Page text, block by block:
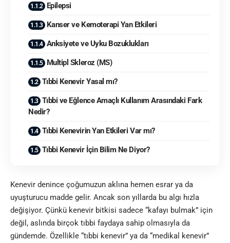
Epilepsi
Kanser ve Kemoterapi Yan Etkileri
Anksiyete ve Uyku Bozuklukları
Multipl Skleroz (MS)
Tıbbi Kenevir Yasal mı?
Tıbbi ve Eğlence Amaçlı Kullanım Arasındaki Fark
Nedir?
Tıbbi Kenevirin Yan Etkileri Var mı?
Tıbbi Kenevir İçin Bilim Ne Diyor?
Kenevir denince çoğumuzun aklına hemen esrar ya da
uyuşturucu madde gelir. Ancak son yıllarda bu algı hızla
değişiyor. Çünkü kenevir bitkisi sadece “kafayı bulmak” için
değil, aslında birçok tıbbi faydaya sahip olmasıyla da
gündemde. Özellikle “tıbbi kenevir” ya da “medikal kenevir”